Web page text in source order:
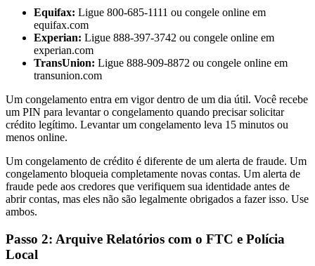
Equifax: Ligue 800-685-1111 ou congele online em
equifax.com
Experian: Ligue 888-397-3742 ou congele online em
experian.com
TransUnion: Ligue 888-909-8872 ou congele online em
transunion.com
Um congelamento entra em vigor dentro de um dia útil. Você recebe
um PIN para levantar o congelamento quando precisar solicitar
crédito legítimo. Levantar um congelamento leva 15 minutos ou
menos online.
Um congelamento de crédito é diferente de um alerta de fraude. Um
congelamento bloqueia completamente novas contas. Um alerta de
fraude pede aos credores que verifiquem sua identidade antes de
abrir contas, mas eles não são legalmente obrigados a fazer isso. Use
ambos.
Passo 2: Arquive Relatórios com o FTC e Polícia
Local